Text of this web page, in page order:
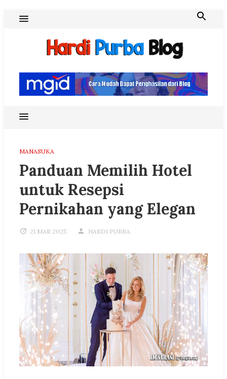
MANASUKA
Panduan Memilih Hotel
untuk Resepsi
Pernikahan yang Elegan
21 MAR 2025 HARDI PURBA